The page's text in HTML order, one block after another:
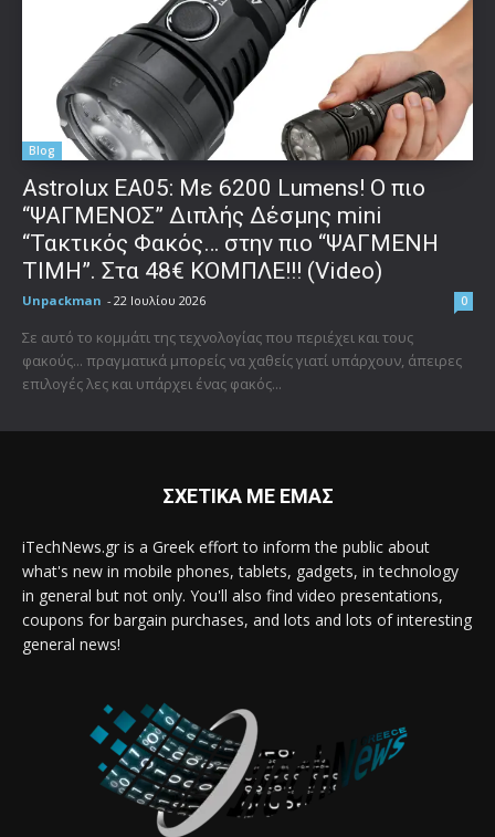
Blog
Astrolux ΕΑ05: Με 6200 Lumens! Ο πιο
“ΨΑΓΜΕΝΟΣ” Διπλής Δέσμης mini
“Τακτικός Φακός… στην πιο “ΨΑΓΜΕΝΗ
ΤΙΜΗ”. Στα 48€ ΚΟΜΠΛΕ!!! (Video)
Unpackman - 22 Ιουλίου 2026 0
Σε αυτό το κομμάτι της τεχνολογίας που περιέχει και τους
φακούς... πραγματικά μπορείς να χαθείς γιατί υπάρχουν, άπειρες
επιλογές λες και υπάρχει ένας φακός...
ΣΧΕΤΙΚΑ ΜΕ ΕΜΑΣ
iTechNews.gr is a Greek effort to inform the public about
what's new in mobile phones, tablets, gadgets, in technology
in general but not only. You'll also find video presentations,
coupons for bargain purchases, and lots and lots of interesting
general news!